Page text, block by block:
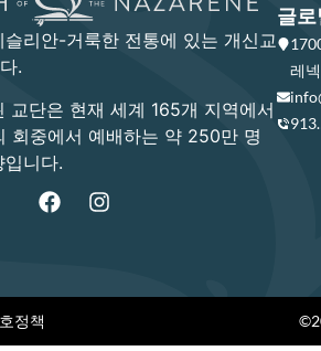
리안-거룩한 전통에 있는 개신교
.
교단은 현재 세계 165개 지역에서
회중에서 예배하는 약 250만 명
니다.
글로
레
정책